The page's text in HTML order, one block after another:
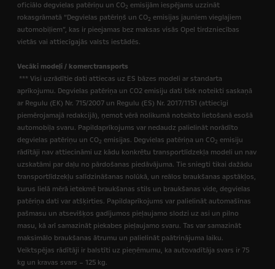
oficiālo degvielas patēriņu un CO2 emisijām iespējams uzzināt
rokasgrāmatā “Degvielas patēriņš un CO2 emisijas jauniem vieglajiem
automobiļiem”, kas ir pieejamas bez maksas visās Opel tirdzniecības
vietās vai attiecīgajās valsts iestādēs.
Vecāki modeļi / komerctransports
*** Visi uzrādītie dati attiecas uz ES bāzes modeli ar standarta
aprīkojumu. Degvielas patēriņa un CO2 emisiju dati tiek noteikti saskaņā
ar Regulu (EK) Nr. 715/2007 un Regulu (ES) Nr. 2017/1151 (attiecīgi
piemērojamajā redakcijā), ņemot vērā nolikumā noteikto lietošanā esošā
automobiļa svaru. Papildaprīkojums var nedaudz palielināt norādīto
degvielas patēriņu un CO2 emisijas. Degvielas patēriņa un CO2 emisiju
rādītāji nav attiecināmi uz kādu konkrētu transportlīdzekļa modeli un nav
uzskatāmi par daļu no pārdošanas piedāvājuma. Tie sniegti tikai dažādu
transportlīdzekļu salīdzināšanas nolūkā, un reālos braukšanas apstākļos,
kurus lielā mērā ietekmē braukšanas stils un braukšanas vide, degvielas
patēriņa dati var atšķirties. Papildaprīkojums var palielināt automašīnas
pašmasu un atsevišķos gadījumos pieļaujamo slodzi uz asi un pilno
masu, kā arī samazināt piekabes pieļaujamo svaru. Tas var samazināt
maksimālo braukšanas ātrumu un palielināt paātrinājuma laiku.
Veiktspējas rādītāji ir balstīti uz pieņēmumu, ka autovadītāja svars ir 75
kg un kravas svars – 125 kg.